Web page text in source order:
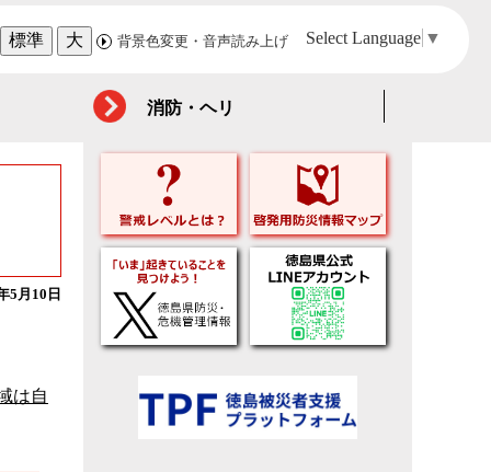
標準 大 背景色変更・音声読み上げ Select Language ▼
消防・ヘリ
5月10日
は自